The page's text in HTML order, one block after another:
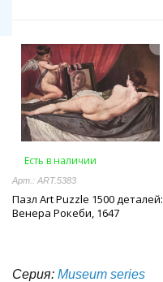
Есть в наличии
Арт.: ART.5383
Пазл Art Puzzle 1500 деталей:
Венера Рокеби, 1647
Серия: Museum series